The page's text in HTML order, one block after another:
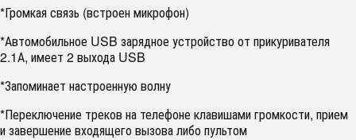
*Громкая связь (встроен микрофон)
*Автомобильное USB зарядное устройство от прикуривателя
2.1А, имеет 2 выхода USB
*Запоминает настроенную волну
*Переключение треков на телефоне клавишами громкости, прием
и завершение входящего вызова либо пультом